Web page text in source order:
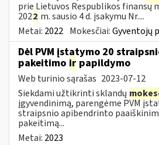
prie Lietuvos Respublikos finansų
2022 m. sausio 4 d. įsakymu Nr....
Metai: 2022 Mokesčiai:Gyventojų
Dėl PVM įstatymo 20
pakeitimo ir papildymo
Web turinio sąrašas 2023-07-12
Siekdami užtikrinti sklandų
įgyvendinimą, parengėme PVM
straipsnio apibendrinto
pakeitimą...
Metai: 2023